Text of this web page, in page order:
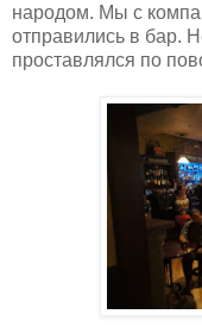
народом. Мы с
отправились в бар.
проставлялся по